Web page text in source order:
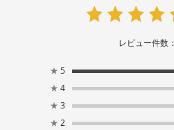
レビュー件数：
★ 5
★ 4
★ 3
★ 2